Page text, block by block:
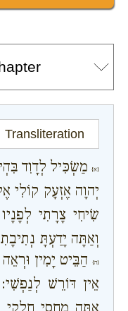
Transliteration
{א} מַשְׂכִּיל לְדָוִד
יְהוָה אֶזְעָק קוֹלִי
שִׂיחִי צָרָתִי
וְאַתָּה יָדַעְתָּ
{ה} הַבֵּיט יָמִין
אֵין דּוֹרֵשׁ לְנַפְשִׁי: